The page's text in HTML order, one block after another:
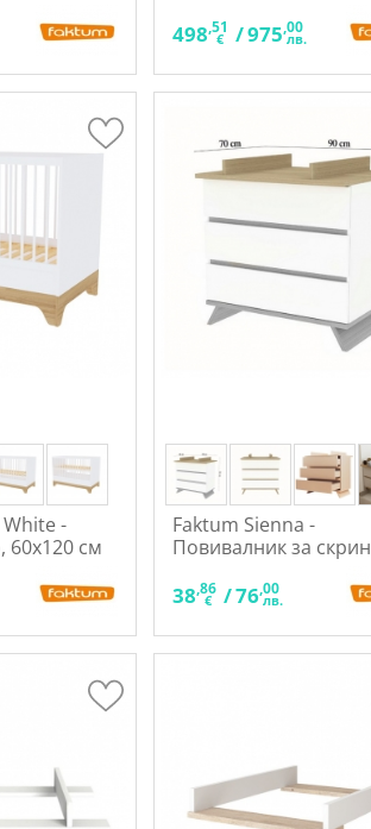
498,51
€ /975,00
лв.
-
60x120 см
Faktum Sienna -
Повивалник за скрин
38,86
€ /76,00
лв.